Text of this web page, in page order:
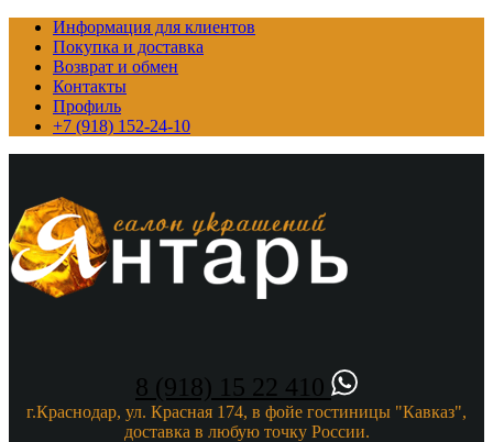
Информация для клиентов
Покупка и доставка
Возврат и обмен
Контакты
Профиль
+7 (918) 152-24-10
8 (918) 15 22 410
г.Краснодар, ул. Красная 174, в фойе гостиницы "Кавказ",
доставка в любую точку России.